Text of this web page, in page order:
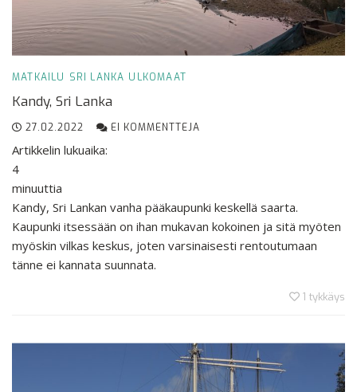
MATKAILU SRI LANKA ULKOMAAT
Kandy, Sri Lanka
27.02.2022 EI KOMMENTTEJA
Artikkelin lukuaika:
4
minuuttia
Kandy, Sri Lankan vanha pääkaupunki keskellä saarta.
Kaupunki itsessään on ihan mukavan kokoinen ja sitä myöten
myöskin vilkas keskus, joten varsinaisesti rentoutumaan
tänne ei kannata suunnata.
1 tykkäys